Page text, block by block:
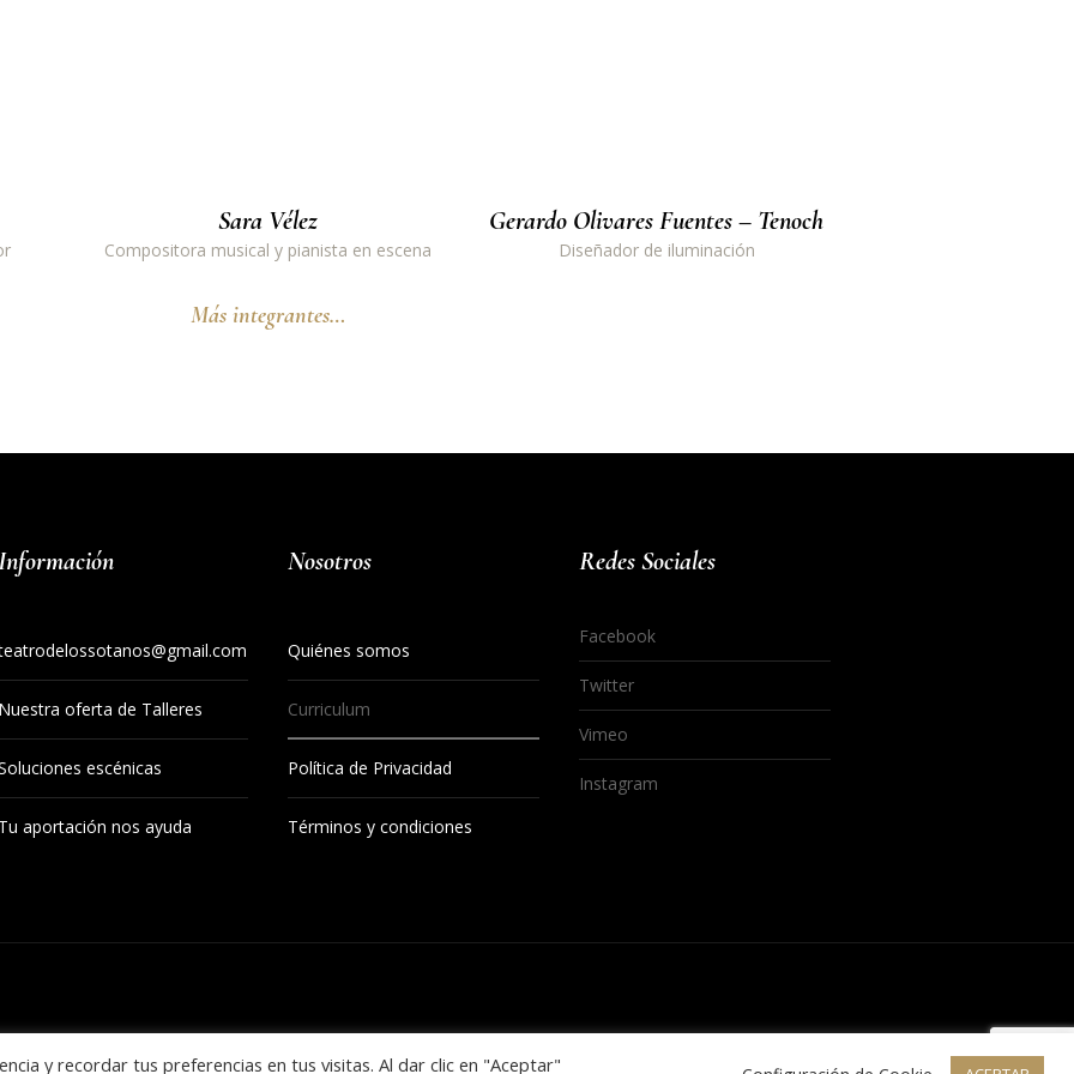
Sara Vélez
Compositora musical y pianista en escena
Gerardo Olivares Fuentes – Tenoch
Diseñador de iluminación
Más integrantes…
Nuestra oferta de Talleres
escénicas
Tu aportación nos ayuda
Nosotros
Quiénes somos
Curriculum
Política de Privacidad
Términos y condiciones
Redes Sociales
Facebook
Twitter
Vimeo
Instagram
Política de Privacidad/ © 2020 Grupo Negocia / Petrushka Sainz
y recordar tus preferencias en tus visitas. Al dar clic en "Aceptar"